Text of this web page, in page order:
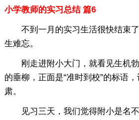
小学教师的实习总结 篇6
不到一月的实习生活很快结束了
生难忘。
刚走进附小大门，就看见生机勃
的垂柳，正面是“准时到校”的标语
肃。
见习三天，我们觉得附小是名不